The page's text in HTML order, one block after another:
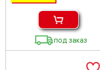
под заказ